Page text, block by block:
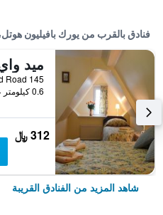
فنادق بالقرب من يورك بافيليون
ميد
0.6 كيلومتر عن وسط المدينة
312 ﷼
شاهد المزيد من الفنادق القريبة